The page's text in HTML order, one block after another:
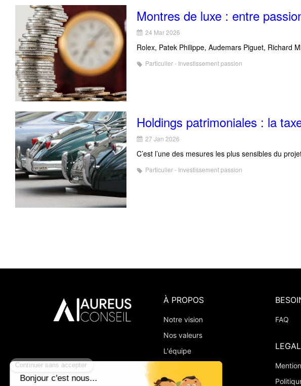
Montres de luxe : entre
24 Mar 2026
Rolex, Patek Philippe, Audemars Piguet, Richard
Particulier - Investissement passion
Holdings patrimoniales : la
27 Jan 2026
C’est l’une des mesures les plus sensibles du
Particulier - Investissement passion
À PROPOS
Notre vision
Nos valeurs
L'équipe
FAQ
LEGAL